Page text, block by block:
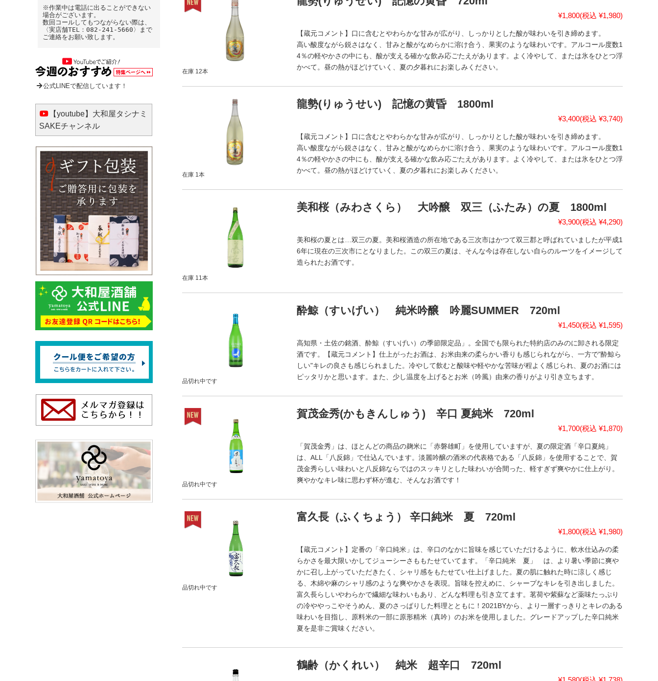
在庫 12本
¥1,800(税込 ¥1,980)
【蔵元コメント】口に含むとやわらかな甘みが広がり、しっかりとした酸が味わいを引き締めます。
高い酸度ながら鋭さはなく、甘みと酸がなめらかに溶け合う、果実のような味わいです。アルコール度数1
4％の軽やかさの中にも、酸が支える確かな飲み応ごたえがあります。よく冷やして、または氷をひとつ浮
かべて。昼の熱がほどけていく、夏の夕暮れにお楽しみください。
在庫 1本
龍勢(りゅうせい) 記憶の黄昏 1800ml
¥3,400(税込 ¥3,740)
【蔵元コメント】口に含むとやわらかな甘みが広がり、しっかりとした酸が味わいを引き締めます。
高い酸度ながら鋭さはなく、甘みと酸がなめらかに溶け合う、果実のような味わいです。アルコール度数1
4％の軽やかさの中にも、酸が支える確かな飲み応ごたえがあります。よく冷やして、または氷をひとつ浮
かべて。昼の熱がほどけていく、夏の夕暮れにお楽しみください。
在庫 11本
美和桜（みわさくら） 大吟醸 双三（ふたみ）の夏 1800ml
¥3,900(税込 ¥4,290)
美和桜の夏とは…双三の夏。美和桜酒造の所在地である三次市はかつて双三郡と呼ばれていましたが平成1
6年に現在の三次市にとなりました。この双三の夏は、そんな今は存在しない自らのルーツをイメージして
造られたお酒です。
品切れ中です
酔鯨（すいげい） 純米吟醸 吟麗SUMMER 720ml
¥1,450(税込 ¥1,595)
高知県・土佐の銘酒、酔鯨（すいげい）の季節限定品」。全国でも限られた特約店のみのに卸される限定
酒です。【蔵元コメント】仕上がったお酒は、お米由来の柔らかい香りも感じられながら、一方で"酔鯨ら
しい"キレの良さも感じられました。冷やして飲むと酸味や軽やかな苦味が程よく感じられ、夏のお酒には
ピッタリかと思います。また、少し温度を上げるとお米（吟風）由来の香りがより引き立ちます。
品切れ中です
賀茂金秀(かもきんしゅう) 辛口 夏純米 720ml
¥1,700(税込 ¥1,870)
「賀茂金秀」は、ほとんどの商品の麹米に「赤磐雄町」を使用していますが、夏の限定酒「辛口夏純」
は、ALL「八反錦」で仕込んでいます。淡麗吟醸の酒米の代表格である「八反錦」を使用することで、賀
茂金秀らしい味わいと八反錦ならではのスッキリとした味わいが合間った、軽すぎず爽やかに仕上がり。
爽やかなキレ味に思わず杯が進む、そんなお酒です！
品切れ中です
富久長（ふくちょう） 辛口純米 夏 720ml
¥1,800(税込 ¥1,980)
【蔵元コメント】定番の「辛口純米」は、辛口のなかに旨味を感じていただけるように、軟水仕込みの柔
らかさを最大限いかしてジューシーさももたせていてます。「辛口純米 夏」 は、より暑い季節に爽や
かに召し上がっていただきたく、シャリ感をもたせてい仕上げました。夏の肌に触れた時に涼しく感じ
る、木綿や麻のシャリ感のような爽やかさを表現。旨味を控えめに、シャープなキレを引き出しました。
富久長らしいやわらかで繊細な味わいもあり、どんな料理も引き立てます。茗荷や紫蘇など薬味たっぷり
の冷ややっこやそうめん、夏のさっぱりした料理とともに！2021BYから、より一層すっきりとキレのある
味わいを目指し、原料米の一部に原形精米（真吟）のお米を使用しました。グレードアップした辛口純米
夏を是非ご賞味ください。
鶴齢（かくれい） 純米 超辛口 720ml
※作業中は電話に出ることができない
場合がございます。
数回コールしてもつながらない際は、
〈実店舗TEL：082-241-5660〉まで
ご連絡をお願い致します。
公式LINEで配信しています！
【youtube】大和屋タシナミ
SAKEチャンネル